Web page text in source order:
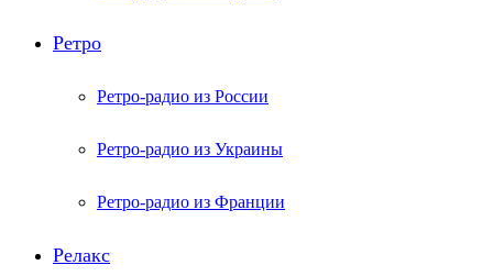
Ретро
Ретро-радио из России
Ретро-радио из Украины
Ретро-радио из Франции
Релакс